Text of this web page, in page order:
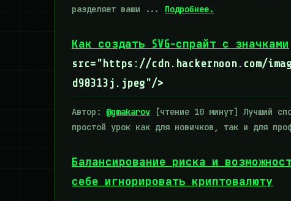
разделяет ваши ... Подробнее.
Как создать SVG-спрайт с значками
src="https://cdn.hackernoon.com/
d98313j.jpeg"/>
Автор: @gmakarov [чтение 10 минут] Лучший
простой урок как для новичков, так и для
Балансирование риска и
себе игнорировать криптовалюту